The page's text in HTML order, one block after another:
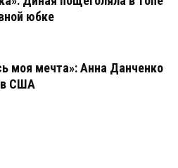
юбке
моя мечта»: Анна Данченко
в США